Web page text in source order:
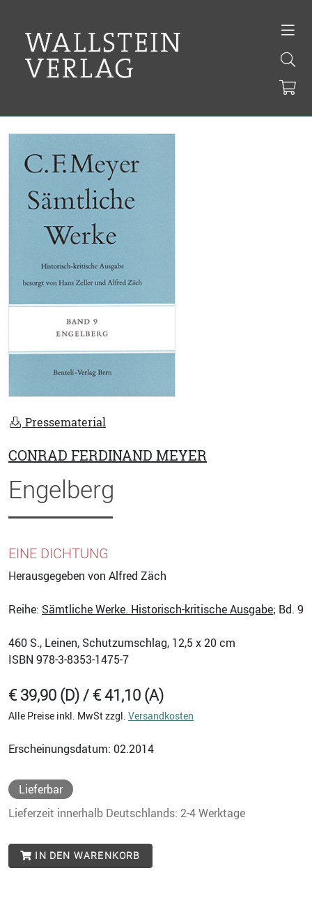
Pressematerial
CONRAD FERDINAND MEYER
Engelberg
EINE DICHTUNG
Herausgegeben von Alfred Zäch
Reihe: Sämtliche Werke. Historisch-kritische Ausgabe; Bd. 9
460 S., Leinen, Schutzumschlag, 12,5 x 20 cm
ISBN 978-3-8353-1475-7
€ 39,90 (D) / € 41,10 (A)
Alle Preise inkl. MwSt zzgl. Versandkosten
Erscheinungsdatum: 02.2014
Lieferbar
Lieferzeit innerhalb Deutschlands: 2-4 Werktage
IN DEN WARENKORB